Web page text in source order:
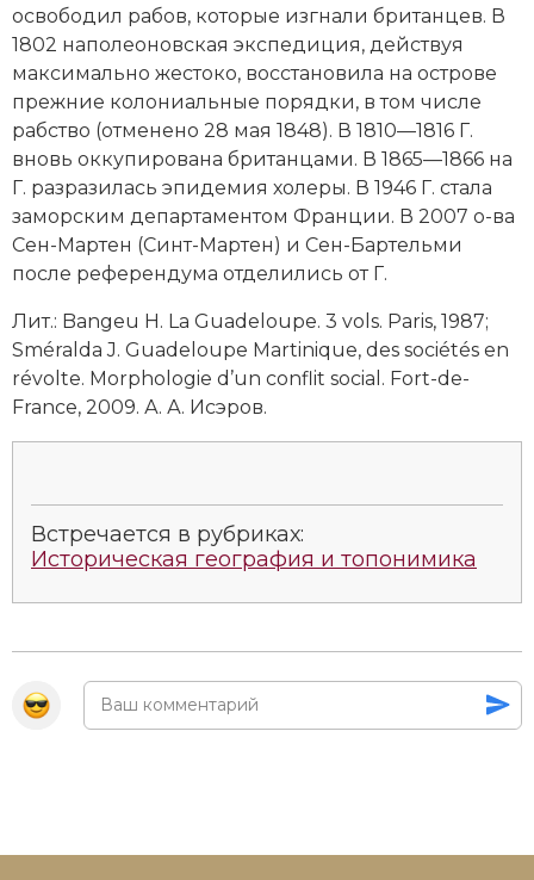
Политическая история
Революции и народные движения
Религия и церковь
Россия
Северная Америка
Социально-экономическая история
Специальные исторические дисциплины
Южная Америка
освободил рабов, которые изгнали британцев. В
1802 наполеоновская экспедиция, действуя
максимально жестоко, восстановила на острове
прежние колониальные порядки, в том числе
рабство (отменено 28 мая 1848). В 1810—1816 Г.
вновь оккупирована британцами. В 1865—1866 на
Г. разразилась эпидемия холеры. В 1946 Г. стала
заморским департаментом Франции. В 2007 о-ва
Сен-Мартен (Синт-Мартен) и Сен-Бартельми
после референдума отделились от Г.
Лит.: Bangeu Н. La Guadeloupe. 3 vols. Рaris, 1987;
Sméralda J. Guadeloupe Martinique, des sociétés en
révolte. Morphologie d’un conflit social. Fort-de-
France, 2009. А. А. Исэров.
Встречается в рубриках:
Историческая география и топонимика